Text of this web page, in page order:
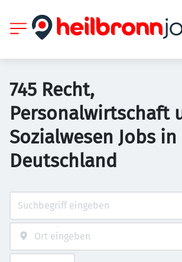
745 Recht,
Personalwirtschaft
Sozialwesen Jobs in
Deutschland